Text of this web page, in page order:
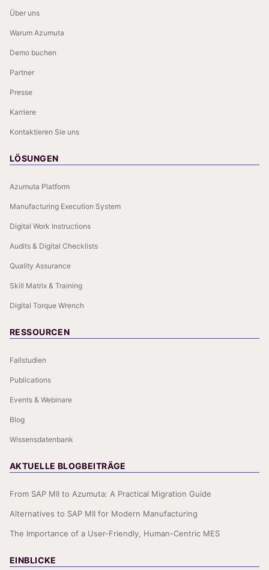
Über uns
Warum Azumuta
Demo buchen
Partner
Presse
Karriere
Kontaktieren Sie uns
LÖSUNGEN
Azumuta Platform
Manufacturing Execution System
Digital Work Instructions
Audits & Digital Checklists
Quality Assurance
Skill Matrix & Training
Digital Torque Wrench
RESSOURCEN
Fallstudien
Publications
Events & Webinare
Blog
Wissensdatenbank
AKTUELLE BLOGBEITRÄGE
From SAP MII to Azumuta: A Practical Migration Guide
Alternatives to SAP MII for Modern Manufacturing
The Importance of a User-Friendly, Human-Centric MES
EINBLICKE